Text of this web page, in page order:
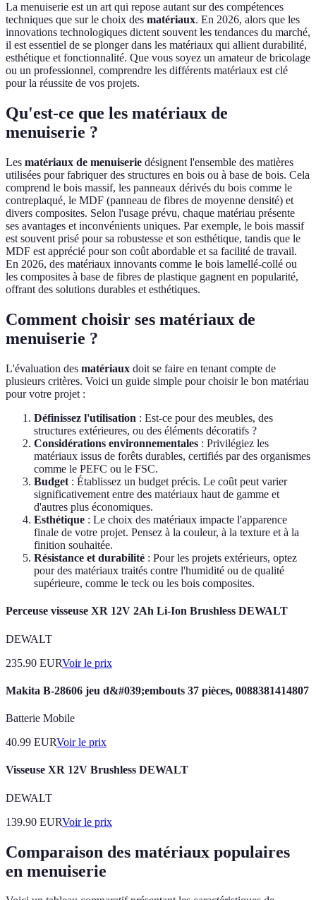
La menuiserie est un art qui repose autant sur des compétences
techniques que sur le choix des matériaux. En 2026, alors que les
innovations technologiques dictent souvent les tendances du marché,
il est essentiel de se plonger dans les matériaux qui allient durabilité,
esthétique et fonctionnalité. Que vous soyez un amateur de bricolage
ou un professionnel, comprendre les différents matériaux est clé
pour la réussite de vos projets.
Qu'est-ce que les matériaux de
menuiserie ?
Les matériaux de menuiserie désignent l'ensemble des matières
utilisées pour fabriquer des structures en bois ou à base de bois. Cela
comprend le bois massif, les panneaux dérivés du bois comme le
contreplaqué, le MDF (panneau de fibres de moyenne densité) et
divers composites. Selon l'usage prévu, chaque matériau présente
ses avantages et inconvénients uniques. Par exemple, le bois massif
est souvent prisé pour sa robustesse et son esthétique, tandis que le
MDF est apprécié pour son coût abordable et sa facilité de travail.
En 2026, des matériaux innovants comme le bois lamellé-collé ou
les composites à base de fibres de plastique gagnent en popularité,
offrant des solutions durables et esthétiques.
Comment choisir ses matériaux de
menuiserie ?
L'évaluation des matériaux doit se faire en tenant compte de
plusieurs critères. Voici un guide simple pour choisir le bon matériau
pour votre projet :
Définissez l'utilisation : Est-ce pour des meubles, des
structures extérieures, ou des éléments décoratifs ?
Considérations environnementales : Privilégiez les
matériaux issus de forêts durables, certifiés par des organismes
comme le PEFC ou le FSC.
Budget : Établissez un budget précis. Le coût peut varier
significativement entre des matériaux haut de gamme et
d'autres plus économiques.
Esthétique : Le choix des matériaux impacte l'apparence
finale de votre projet. Pensez à la couleur, à la texture et à la
finition souhaitée.
Résistance et durabilité : Pour les projets extérieurs, optez
pour des matériaux traités contre l'humidité ou de qualité
supérieure, comme le teck ou les bois composites.
Perceuse visseuse XR 12V 2Ah Li-Ion Brushless DEWALT
DEWALT
235.90 EURVoir le prix
Makita B-28606 jeu d&#039;embouts 37 pièces, 0088381414807
Batterie Mobile
40.99 EURVoir le prix
Visseuse XR 12V Brushless DEWALT
DEWALT
139.90 EURVoir le prix
Comparaison des matériaux populaires
en menuiserie